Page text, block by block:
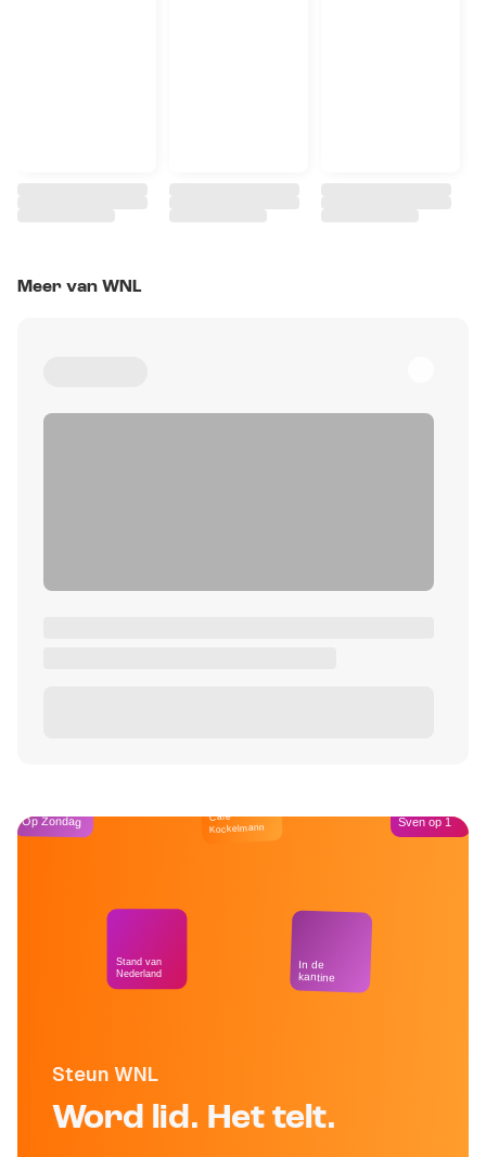
Meer van WNL
Steun WNL
Word lid. Het telt.
Op Zondag
Stand van
Nederland
Café
Kockelmann
In de
kantine
Sven op 1